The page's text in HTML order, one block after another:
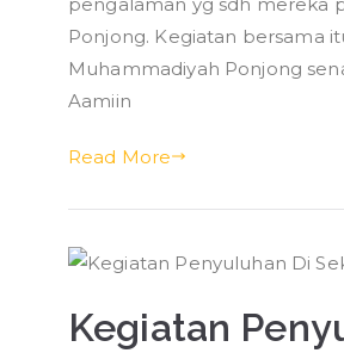
Pengalaman
di
Ponjong. Kegiatan bersama
Muhammadiyah Ponjong
Aamiin
Read More
Kegiatan